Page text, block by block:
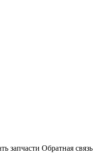
запчасти Обратная связь